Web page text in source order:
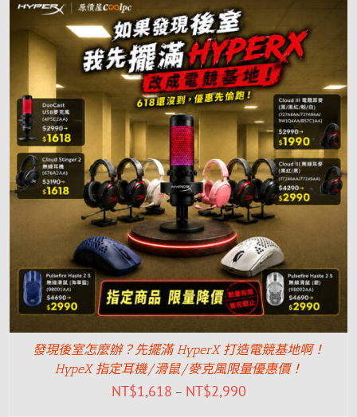
發現後室怎麼辦？先擺滿 HyperX 打造電競基地啊！
HypeX 指定耳機/滑鼠/麥克風限量優惠價！
NT$1,618 – NT$2,990